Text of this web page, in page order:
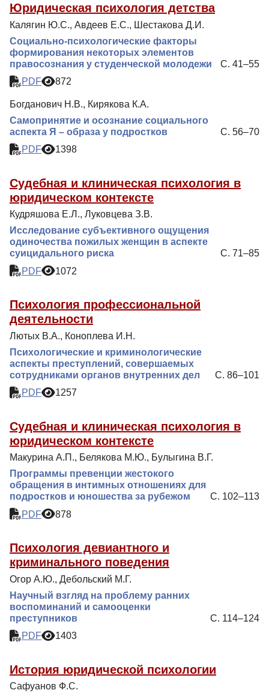
Юридическая психология детства
Калягин Ю.С., Авдеев Е.С., Шестакова Д.И.
Социально-психологические факторы
формирования некоторых элементов
правосознания у студенческой молодежи
С. 41–55
PDF
872
Богданович Н.В., Кирякова К.А.
Самопринятие и осознание социального
аспекта Я – образа у подростков
С. 56–70
PDF
1398
Судебная и клиническая психология в
юридическом контексте
Кудряшова Е.Л., Луковцева З.В.
Исследование субъективного ощущения
одиночества пожилых женщин в аспекте
суицидального риска
С. 71–85
PDF
1072
Психология профессиональной
деятельности
Лютых В.А., Коноплева И.Н.
Психологические и криминологические
аспекты преступлений, совершаемых
сотрудниками органов внутренних дел
С. 86–101
PDF
1257
Судебная и клиническая психология в
юридическом контексте
Макурина А.П., Белякова М.Ю., Булыгина В.Г.
Программы превенции жестокого
обращения в интимных отношениях для
подростков и юношества за рубежом
С. 102–113
PDF
878
Психология девиантного и
криминального поведения
Огор А.Ю., Дебольский М.Г.
Научный взгляд на проблему ранних
воспоминаний и самооценки
преступников
С. 114–124
PDF
1403
История юридической психологии
Сафуанов Ф.С.